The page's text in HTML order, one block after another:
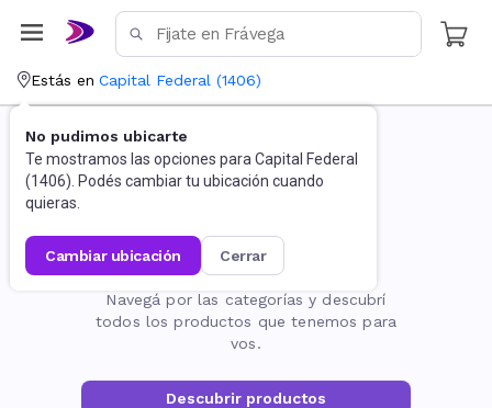
Estás en Capital Federal (1406)
No pudimos ubicarte
Te mostramos las opciones para Capital Federal
(1406). Podés cambiar tu ubicación cuando
quieras.
cambiar ubicación cerrar
La página no existe
Navegá por las categorías y descubrí
todos los productos que tenemos para
vos.
Descubrir productos